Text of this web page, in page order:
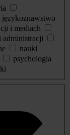
językoznawstwo
i mediach
administracji
nauki
psychologia